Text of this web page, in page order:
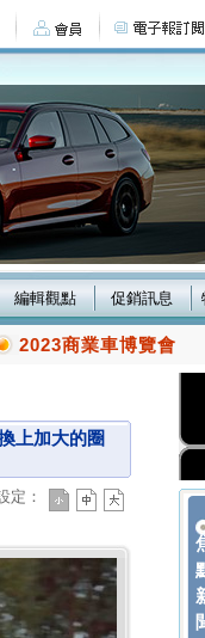
編輯觀點 促銷訊息
2023商業車博覽會
上加大的圈
定：